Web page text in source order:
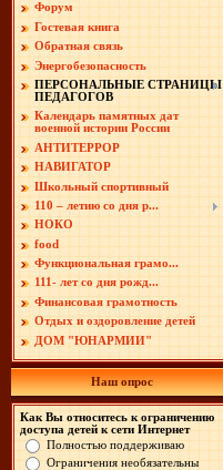
Форум
Гостевая книга
Обратная связь
Энергобезопасность
ПЕРСОНАЛЬНЫЕ СТРАНИЦЫ
ПЕДАГОГОВ
Календарь памятных дат
военной истории России
АНТИТЕРРОР
НАВИГАТОР
Школьный спортивный
110 – летию со дня р...
НОКО
food
Функциональная грамо...
111- лет со дня рожд...
Финансовая грамотность
Отдых и оздоровление детей
ДОМ "ЮНАРМИИ"
Наш опрос
Как Вы относитесь к ограничению
доступа детей к сети Интернет
Полностью поддерживаю
Ограничения необязательны